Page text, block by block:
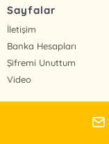
Sayfalar
İletişim
Banka Hesapları
Şifremi Unuttum
Video